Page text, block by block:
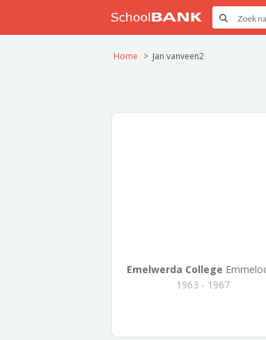
Home Jan vanveen2
Emelwerda College
1963 - 1967